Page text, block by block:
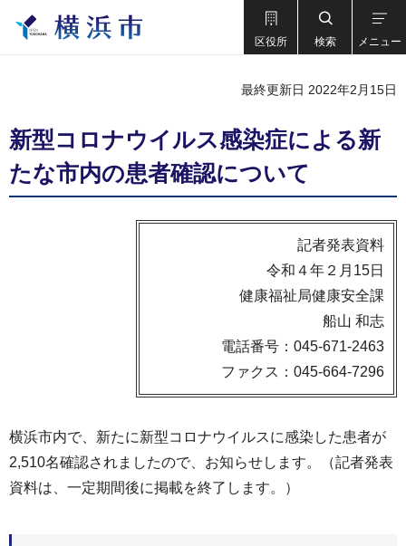
区役所 検索 メニュー
最終更新日 2022年2月15日
新型コロナウイルス感染症による新
たな市内の患者確認について
記者発表資料
令和４年２月15日
健康福祉局健康安全課
船山 和志
電話番号：045-671-2463
ファクス：045-664-7296
横浜市内で、新たに新型コロナウイルスに感染した患者が
2,510名確認されましたので、お知らせします。（記者発表
資料は、一定期間後に掲載を終了します。）